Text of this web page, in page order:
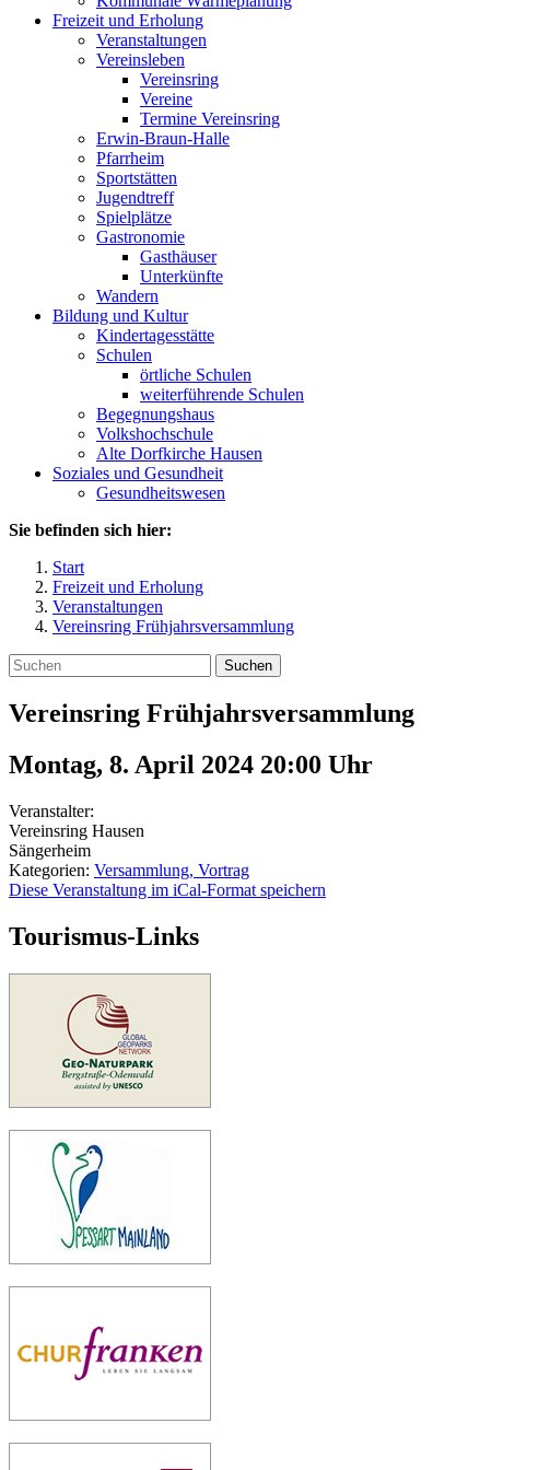
Freizeit und Erholung
Veranstaltungen
Vereinsleben
Vereinsring
Vereine
Termine Vereinsring
Erwin-Braun-Halle
Pfarrheim
Sportstätten
Jugendtreff
Spielplätze
Gastronomie
Gasthäuser
Unterkünfte
Wandern
Bildung und Kultur
Kindertagesstätte
Schulen
örtliche Schulen
weiterführende Schulen
Begegnungshaus
Volkshochschule
Alte Dorfkirche Hausen
Soziales und Gesundheit
Gesundheitswesen
Sie befinden sich hier:
Start
Freizeit und Erholung
Veranstaltungen
Vereinsring Frühjahrsversammlung
Suchen
Vereinsring Frühjahrsversammlung
Montag, 8. April 2024 20:00 Uhr
Veranstalter:
Vereinsring Hausen
Sängerheim
Kategorien: Versammlung, Vortrag
Diese Veranstaltung im iCal-Format speichern
Tourismus-Links